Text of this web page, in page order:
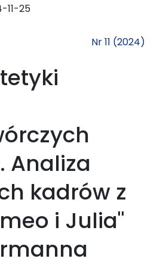
11-25
Nr 11 (2024)
Analiza
kadrów z
i Julia"